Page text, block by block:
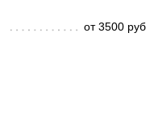
от 3500 руб